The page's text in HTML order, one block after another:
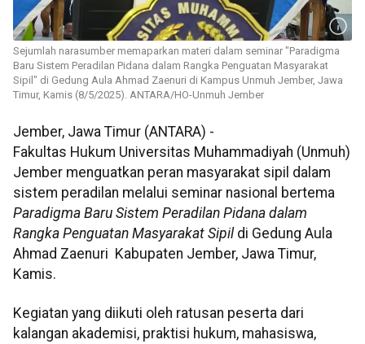
Sejumlah narasumber memaparkan materi dalam seminar "Paradigma
Baru Sistem Peradilan Pidana dalam Rangka Penguatan Masyarakat
Sipil" di Gedung Aula Ahmad Zaenuri di Kampus Unmuh Jember, Jawa
Timur, Kamis (8/5/2025). ANTARA/HO-Unmuh Jember
Jember, Jawa Timur (ANTARA) -
Fakultas Hukum Universitas Muhammadiyah (Unmuh)
Jember menguatkan peran masyarakat sipil dalam
sistem peradilan melalui seminar nasional bertema
Paradigma Baru Sistem Peradilan Pidana dalam
Rangka Penguatan Masyarakat Sipil di Gedung Aula
Ahmad Zaenuri Kabupaten Jember, Jawa Timur,
Kamis.
Kegiatan yang diikuti oleh ratusan peserta dari
kalangan akademisi, praktisi hukum, mahasiswa,